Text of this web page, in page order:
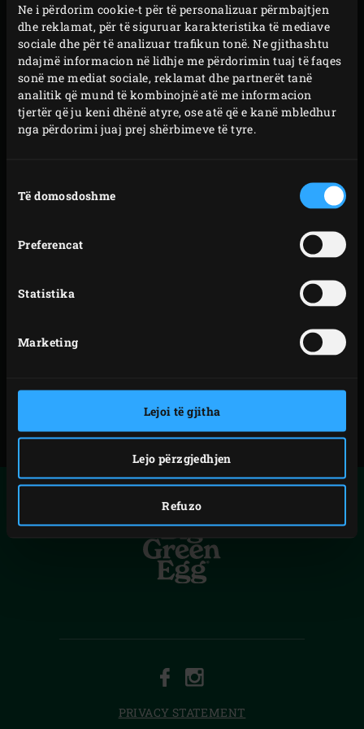
Ne i përdorim cookie-t për të personalizuar përmbajtjen
dhe reklamat, për të siguruar karakteristika të mediave
sociale dhe për të analizuar trafikun tonë. Ne gjithashtu
ndajmë informacion në lidhje me përdorimin tuaj të faqes
sonë me mediat sociale, reklamat dhe partnerët tanë
analitik që mund të kombinojnë atë me informacion
tjertër që ju keni dhënë atyre, ose atë që e kanë mbledhur
nga përdorimi juaj prej shërbimeve të tyre.
Të domosdoshme
Preferencat
Statistika
Marketing
Lejoi të gjitha
Lejo përzgjedhjen
Refuzo
Vendosni
kodin
postar
ose
qytetin
tuaj
PËRDORNI VENDNDODHJEN TIME MOMENTALE
NIVELET
FACEBOOK
PRIVACY STATEMENT